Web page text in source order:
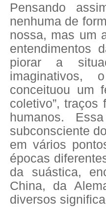
Pensando
nenhuma de
nossa, mas um
entendimentos
piorar a
imaginativos,
conceituou um
coletivo”,
humanos.
subconsciente
em vários
épocas
da suástica,
China, da
diversos